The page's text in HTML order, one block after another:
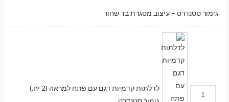
גימור סטנדרט – עיצוב מסגרת בד שחור
לדלתות קדמיות דגם עם פתח למראה (2 יח.)